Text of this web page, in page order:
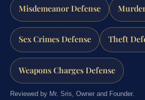
Misdemeanor Defense
Sex Crimes Defense Theft
Weapons Charges Defense
Reviewed by Mr. Sris, Owner and Founder.